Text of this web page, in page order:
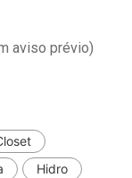
aviso prévio)
Hidro